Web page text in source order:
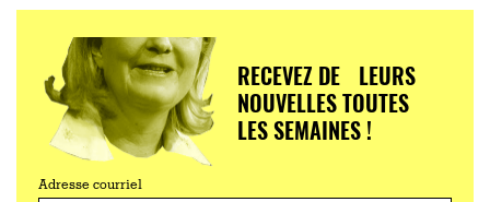
RECEVEZ DE LEURS
NOUVELLES TOUTES
LES SEMAINES !
Adresse courriel